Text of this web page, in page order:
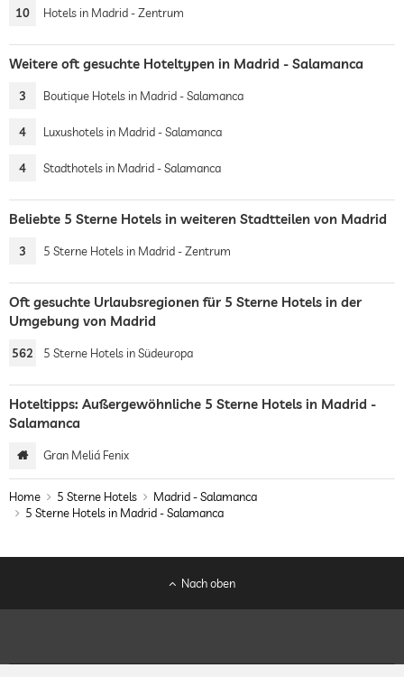
10 Hotels in Madrid - Zentrum
Weitere oft gesuchte Hoteltypen in Madrid - Salamanca
3 Boutique Hotels in Madrid - Salamanca
4 Luxushotels in Madrid - Salamanca
4 Stadthotels in Madrid - Salamanca
Beliebte 5 Sterne Hotels in weiteren Stadtteilen von Madrid
3 5 Sterne Hotels in Madrid - Zentrum
Oft gesuchte Urlaubsregionen für 5 Sterne Hotels in der
Umgebung von Madrid
562 5 Sterne Hotels in Südeuropa
Hoteltipps: Außergewöhnliche 5 Sterne Hotels in Madrid -
Salamanca
Gran Meliá Fenix
Home 5 Sterne Hotels
Madrid - Salamanca
5 Sterne Hotels in Madrid - Salamanca
Nach oben